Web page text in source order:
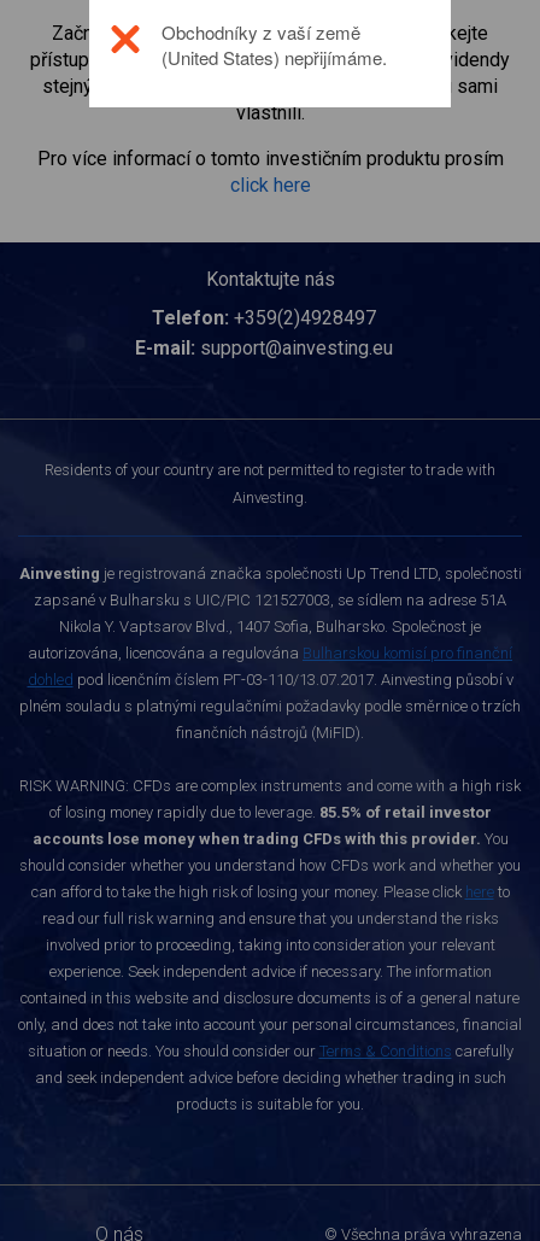
Začněte obchodovat CFD naDanske Bank
. Získejte
přístup ke kurzům v reálném čase a dostávejte dividendy
stejným způsobem, jako kdybyste akcie opravdu sami
vlastnili.
Pro více informací o tomto investičním produktu prosím
click here
Kontaktujte nás
Telefon: +359(2)4928497
E-mail: support@ainvesting.eu
Residents of your country are not permitted to register to trade with
Ainvesting.
Ainvesting je registrovaná značka společnosti Up Trend LTD, společnosti
zapsané v Bulharsku s UIC/PIC 121527003, se sídlem na adrese 51A
Nikola Y. Vaptsarov Blvd., 1407 Sofia, Bulharsko. Společnost je
autorizována, licencována a regulována Bulharskou komisí pro finanční
dohled pod licenčním číslem РГ-03-110/13.07.2017. Ainvesting působí v
plném souladu s platnými regulačními požadavky podle směrnice o trzích
finančních nástrojů (MiFID).
RISK WARNING: CFDs are complex instruments and come with a high risk
of losing money rapidly due to leverage. 85.5% of retail investor
accounts lose money when trading CFDs with this provider. You
should consider whether you understand how CFDs work and whether you
can afford to take the high risk of losing your money. Please click hereto
read our full risk warning and ensure that you understand the risks
involved prior to proceeding, taking into consideration your relevant
experience. Seek independent advice if necessary. The information
contained in this website and disclosure documents is of a general nature
only, and does not take into account your personal circumstances, financial
situation or needs. You should consider our Terms & Conditions carefully
and seek independent advice before deciding whether trading in such
products is suitable for you.
O nás © Všechna práva vyhrazena
Obchodníky z vaší země
(United States) nepřijímáme.